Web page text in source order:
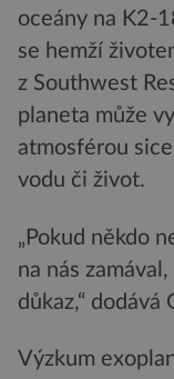
oceány na K2-
se hemží
z Southwest
planeta může
atmosférou
vodu či život.
„Pokud někdo
na nás
důkaz,“ dodává
Výzkum